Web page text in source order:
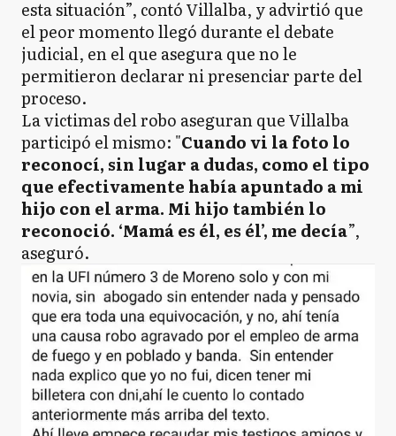
esta situación”, contó Villalba, y advirtió que
el peor momento llegó durante el debate
judicial, en el que asegura que no le
permitieron declarar ni presenciar parte del
proceso.
La victimas del robo aseguran que Villalba
participó el mismo: "Cuando vi la foto lo
reconocí, sin lugar a dudas, como el tipo
que efectivamente había apuntado a mi
hijo con el arma. Mi hijo también lo
reconoció. ‘Mamá es él, es él’, me decía”,
aseguró.